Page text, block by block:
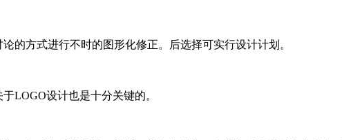
的方式进行不时的图形化修正。后选择可实行设计计划。
LOGO设计也是十分关键的。